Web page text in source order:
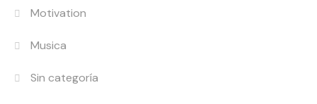
Motivation
Musica
Sin categoría